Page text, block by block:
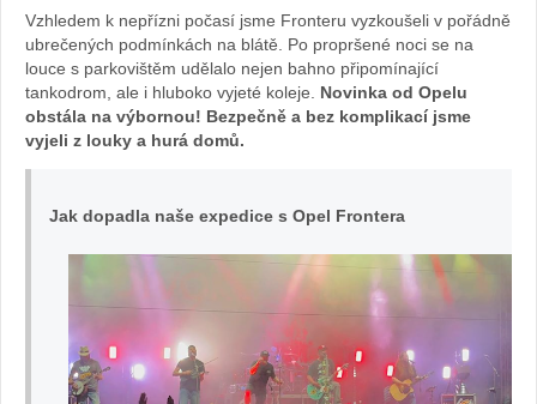
ter
o
na
Vzhledem k nepřízni počasí jsme Fronteru vyzkoušeli v pořádně
ubrečených podmínkách na blátě. Po propršené noci se na
louce s parkovištěm udělalo nejen bahno připomínající
tankodrom, ale i hluboko vyjeté koleje. Novinka od Opelu
obstála na výbornou! Bezpečně a bez komplikací jsme
vyjeli z louky a hurá domů.
Jak dopadla naše expedice s Opel Frontera